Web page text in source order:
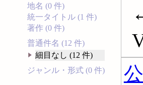
地名 (0 件)
統一タイトル (1 件)
著作 (0 件)
普通件名 (12 件)
細目なし (12 件)
ジャンル・形式 (0 件)